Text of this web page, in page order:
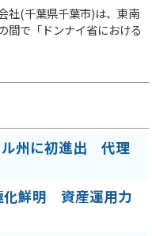
社(千葉県千葉市)は、東南
間で「ドンナイ省における
ル州に初進出 代理
化鮮明 資産運用力